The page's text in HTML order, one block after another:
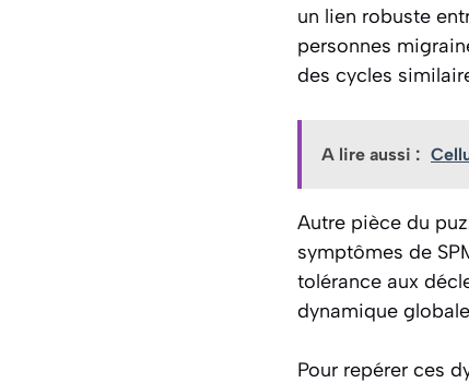
un lien robuste
personnes
des cycles
A lire aussi :
Autre pièce du
symptômes de
tolérance aux
dynamique
Pour repérer ces